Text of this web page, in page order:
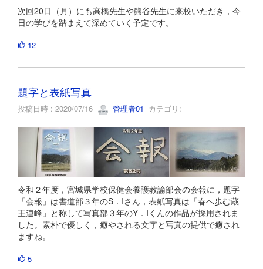
次回20日（月）にも高橋先生や熊谷先生に来校いただき，今
日の学びを踏まえて深めていく予定です。
12
題字と表紙写真
投稿日時 : 2020/07/16 管理者01 カテゴリ:
令和２年度，宮城県学校保健会養護教諭部会の会報に，題字
「会報」は書道部３年のS．Iさん，表紙写真は「春へ歩む蔵
王連峰」と称して写真部３年のY．Iくんの作品が採用されま
した。素朴で優しく，癒やされる文字と写真の提供で癒され
ますね。
5